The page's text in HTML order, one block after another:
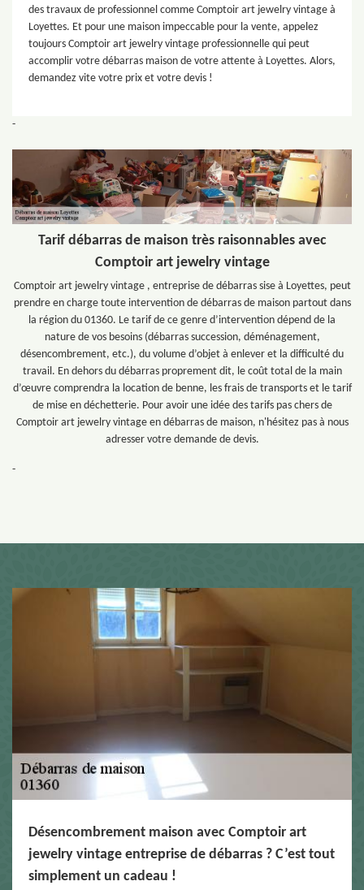
des travaux de professionnel comme Comptoir art jewelry vintage à
Loyettes. Et pour une maison impeccable pour la vente, appelez
toujours Comptoir art jewelry vintage professionnelle qui peut
accomplir votre débarras maison de votre attente à Loyettes. Alors,
demandez vite votre prix et votre devis !
-
Tarif débarras de maison très raisonnables avec
Comptoir art jewelry vintage
Comptoir art jewelry vintage , entreprise de débarras sise à Loyettes, peut
prendre en charge toute intervention de débarras de maison partout dans
la région du 01360. Le tarif de ce genre d’intervention dépend de la
nature de vos besoins (débarras succession, déménagement,
désencombrement, etc.), du volume d’objet à enlever et la difficulté du
travail. En dehors du débarras proprement dit, le coût total de la main
d’œuvre comprendra la location de benne, les frais de transports et le tarif
de mise en déchetterie. Pour avoir une idée des tarifs pas chers de
Comptoir art jewelry vintage en débarras de maison, n'hésitez pas à nous
adresser votre demande de devis.
-
Désencombrement maison avec Comptoir art
jewelry vintage entreprise de débarras ? C’est tout
simplement un cadeau !